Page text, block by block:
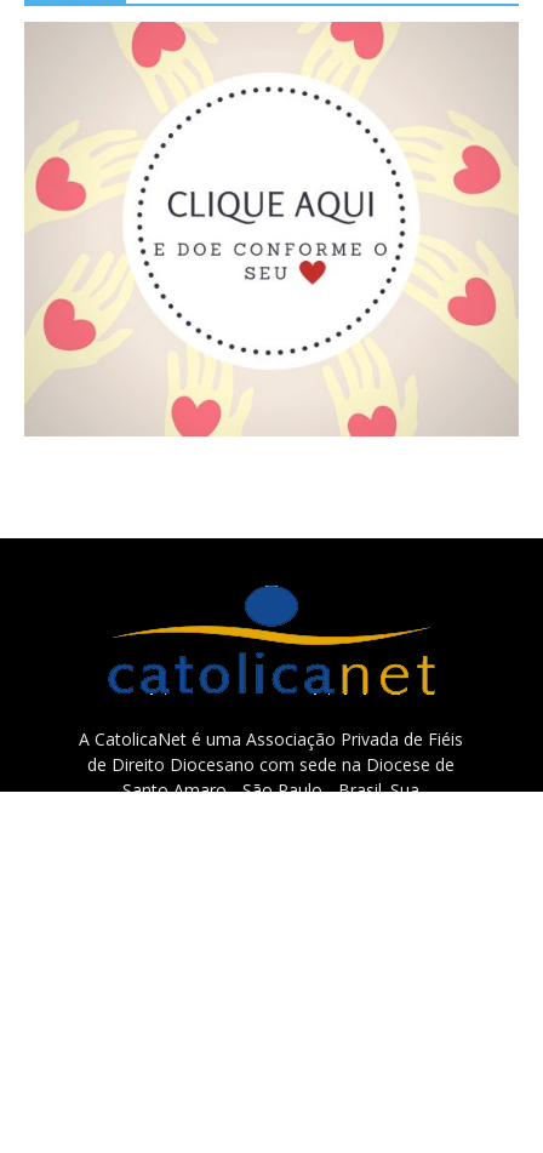
A CatolicaNet é uma Associação Privada de Fiéis
de Direito Diocesano com sede na Diocese de
Santo Amaro - São Paulo - Brasil. Sua